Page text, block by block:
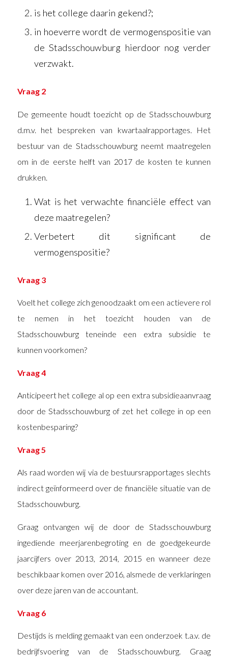
is het college daarin gekend?;
in hoeverre wordt de vermogenspositie van
de Stadsschouwburg hierdoor nog verder
verzwakt.
Vraag 2
De gemeente houdt toezicht op de Stadsschouwburg
d.m.v. het bespreken van kwartaalrapportages. Het
bestuur van de Stadsschouwburg neemt maatregelen
om in de eerste helft van 2017 de kosten te kunnen
drukken.
Wat is het verwachte financiële effect van
deze maatregelen?
Verbetert dit significant de
vermogenspositie?
Vraag 3
Voelt het college zich genoodzaakt om een actievere rol
te nemen in het toezicht houden van de
Stadsschouwburg teneinde een extra subsidie te
kunnen voorkomen?
Vraag 4
Anticipeert het college al op een extra subsidieaanvraag
door de Stadsschouwburg of zet het college in op een
kostenbesparing?
Vraag 5
Als raad worden wij via de bestuursrapportages slechts
indirect geïnformeerd over de financiële situatie van de
Stadsschouwburg.
Graag ontvangen wij de door de Stadsschouwburg
ingediende meerjarenbegroting en de goedgekeurde
jaarcijfers over 2013, 2014, 2015 en wanneer deze
beschikbaar komen over 2016, alsmede de verklaringen
over deze jaren van de accountant.
Vraag 6
Destijds is melding gemaakt van een onderzoek t.a.v. de
bedrijfsvoering van de Stadsschouwburg. Graag